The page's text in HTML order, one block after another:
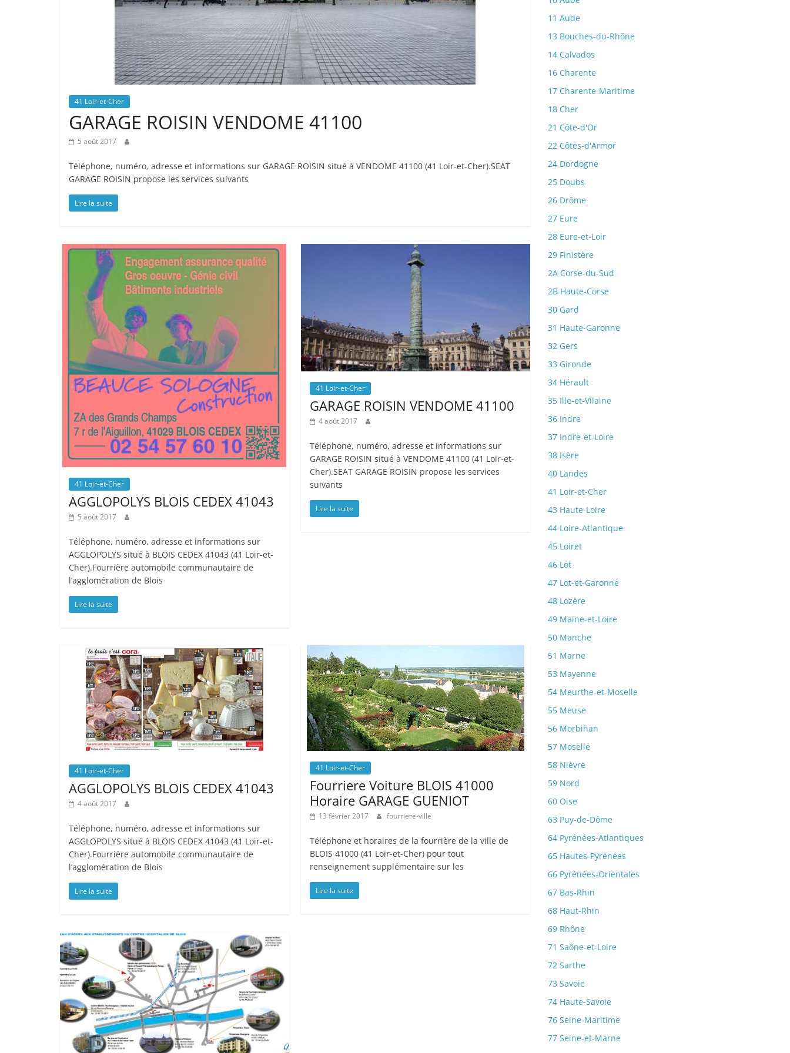
41 Loir-et-Cher
GARAGE ROISIN VENDOME 41100
5 août 2017
Téléphone, numéro, adresse et informations sur GARAGE ROISIN situé à VENDOME 41100 (41 Loir-et-Cher).SEAT
GARAGE ROISIN propose les services suivants
Lire la suite
41 Loir-et-Cher
AGGLOPOLYS BLOIS CEDEX 41043
5 août 2017
Téléphone, numéro, adresse et informations sur
AGGLOPOLYS situé à BLOIS CEDEX 41043 (41 Loir-et-
Cher).Fourrière automobile communautaire de
l’agglomération de Blois
Lire la suite
41 Loir-et-Cher
GARAGE ROISIN VENDOME 41100
4 août 2017
Téléphone, numéro, adresse et informations sur
GARAGE ROISIN situé à VENDOME 41100 (41 Loir-et-
Cher).SEAT GARAGE ROISIN propose les services
suivants
Lire la suite
41 Loir-et-Cher
AGGLOPOLYS BLOIS CEDEX 41043
4 août 2017
Téléphone, numéro, adresse et informations sur
AGGLOPOLYS situé à BLOIS CEDEX 41043 (41 Loir-et-
Cher).Fourrière automobile communautaire de
l’agglomération de Blois
Lire la suite
41 Loir-et-Cher
Fourriere Voiture BLOIS 41000
Horaire GARAGE GUENIOT
13 février 2017 fourriere-ville
Téléphone et horaires de la fourrière de la ville de
BLOIS 41000 (41 Loir-et-Cher) pour tout
renseignement supplémentaire sur les
Lire la suite
11 Aude
13 Bouches-du-Rhône
14 Calvados
16 Charente
17 Charente-Maritime
18 Cher
21 Côte-d'Or
22 Côtes-d'Armor
24 Dordogne
25 Doubs
26 Drôme
27 Eure
28 Eure-et-Loir
29 Finistère
2A Corse-du-Sud
2B Haute-Corse
30 Gard
31 Haute-Garonne
32 Gers
33 Gironde
34 Hérault
35 Ille-et-Vilaine
36 Indre
37 Indre-et-Loire
38 Isère
40 Landes
41 Loir-et-Cher
43 Haute-Loire
44 Loire-Atlantique
45 Loiret
46 Lot
47 Lot-et-Garonne
48 Lozère
49 Maine-et-Loire
50 Manche
51 Marne
53 Mayenne
54 Meurthe-et-Moselle
55 Meuse
56 Morbihan
57 Moselle
58 Nièvre
59 Nord
60 Oise
63 Puy-de-Dôme
64 Pyrénées-Atlantiques
65 Hautes-Pyrénées
66 Pyrénées-Orientales
67 Bas-Rhin
68 Haut-Rhin
69 Rhône
71 Saône-et-Loire
72 Sarthe
73 Savoie
74 Haute-Savoie
76 Seine-Maritime
77 Seine-et-Marne